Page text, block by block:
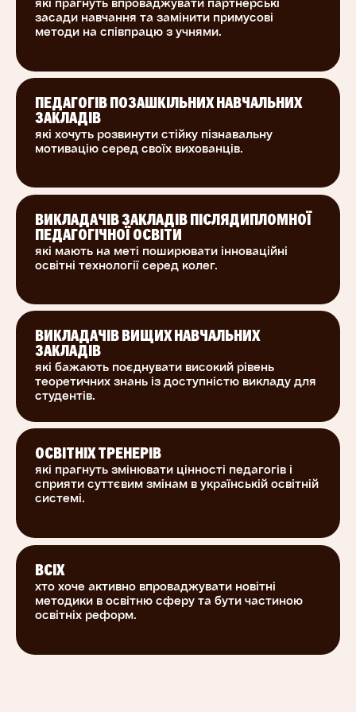
успішності вашої викладацької діяльності. Ви
зможете цілеспрямовано моделювати емоції
методики навчання, засновані на теорії
розвитку критичного мислення. Відеолекції,
завдання та форум курсу будуть доступні
постійно.
Встановлювати суттєві ознаки критичного
мислення.
Відрізняти навчання критичного мислення від
його імітації.
стане в пригоді.
Розпізнавати властивості критичного
мислення та особистості із прагненням до
критичного мислення
Застосовувати стратегії та процедури
критичного мислення для розв'язування
Розуміти, коли потрібно застосовувати
критичне мислення та стадії його
розгортання.
критичного мислення учнів.
Підвищити власну ефективність та успішність
схвалюваних рішень.
засади навчання та замінити примусові
методи на співпрацю з учнями.
ПЕДАГОГІВ ПОЗАШКІЛЬНИХ НАВЧАЛЬНИХ
ЗАКЛАДІВ
які хочуть розвинути стійку пізнавальну
мотивацію серед своїх вихованців.
ВИКЛАДАЧІВ ЗАКЛАДІВ ПІСЛЯДИПЛОМНОЇ
ПЕДАГОГІЧНОЇ ОСВІТИ
які мають на меті поширювати інноваційні
освітні технології серед колег.
ВИКЛАДАЧІВ ВИЩИХ НАВЧАЛЬНИХ
ЗАКЛАДІВ
які бажають поєднувати високий рівень
теоретичних знань із доступністю викладу для
студентів.
ОСВІТНІХ ТРЕНЕРІВ
які прагнуть змінювати цінності педагогів і
сприяти суттєвим змінам в українській освітній
системі.
ВСІХ
хто хоче активно впроваджувати новітні
методики в освітню сферу та бути частиною
освітніх реформ.